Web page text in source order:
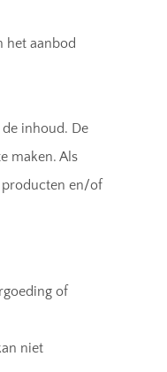
het aanbod
inhoud. De
maken. Als
producten en/of
of
niet